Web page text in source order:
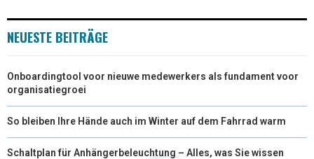
NEUESTE BEITRÄGE
Onboardingtool voor nieuwe medewerkers als fundament voor
organisatiegroei
So bleiben Ihre Hände auch im Winter auf dem Fahrrad warm
Schaltplan für Anhängerbeleuchtung – Alles, was Sie wissen